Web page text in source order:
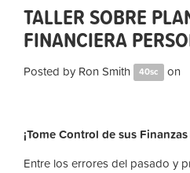
TALLER SOBRE
FINANCIERA
Posted by Ron Smith 40sc on
¡Tome Control de sus
Entre los errores del pasado y